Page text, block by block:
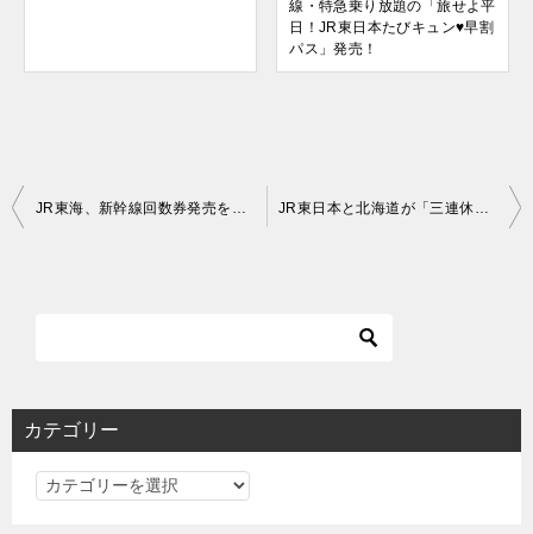
線・特急乗り放題の「旅せよ平
日！JR東日本たびキュン♥早割
パス」発売！
投
シカテゴリー
カ